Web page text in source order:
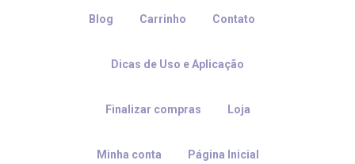
Blog Carrinho Contato
Dicas de Uso e Aplicação
Finalizar compras Loja
Minha conta Página Inicial